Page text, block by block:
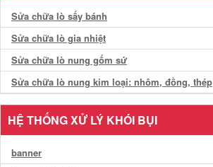
Sửa chữa lò sấy bánh
Sửa chữa lò gia nhiệt
Sửa chữa lò nung gốm sứ
Sửa chữa lò nung kim loại: nhôm, đồng, thép
HỆ THỐNG XỬ LÝ KHÓI BỤI
banner